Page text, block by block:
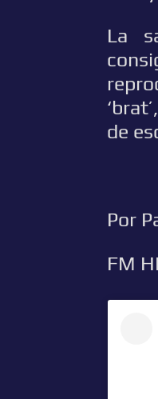
La
de
Por
FM